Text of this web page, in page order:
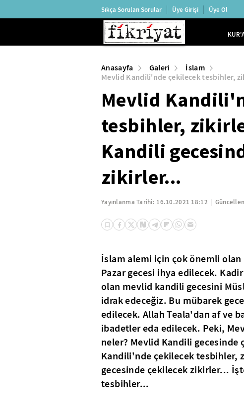
Sıkça Sorulan Sorular Üye Girişi Üye Ol
Anasayfa Galeri
İslam
Mevlid Kandili'nde çekilecek tesbihler,
Mevlid
tesbihler,
Kandili
zikirler...
Yayınlanma Tarihi: 16.10.2021 18:12
İslam alemi için çok önemli
Pazar gecesi ihya edilecek.
olan mevlid kandili gecesini
idrak edeceğiz. Bu mübarek
edilecek. Allah Teala'dan af ve
ibadetler eda edilecek. Peki,
neler? Mevlid Kandili
Kandili'nde çekilecek tesbihler,
gecesinde çekilecek zikirler...
tesbihler...